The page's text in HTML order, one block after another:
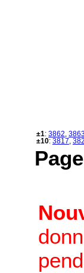
±1: 3862
±10: 3817